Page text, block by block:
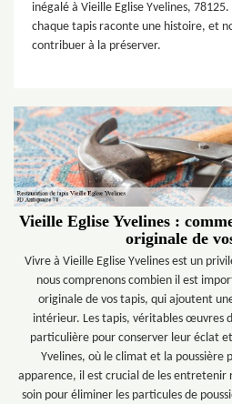
inégalé à Vieille Eglise Yvelines,
chaque tapis raconte une histoire, et
contribuer à la préserver.
Vieille Eglise Yvelines :
originale de
Vivre à Vieille Eglise Yvelines est un
nous comprenons combien il est
originale de vos tapis, qui ajoutent
intérieur. Les tapis, véritables
particulière pour conserver leur éclat
Yvelines, où le climat et la
apparence, il est crucial de les entretenir
soin pour éliminer les particules de